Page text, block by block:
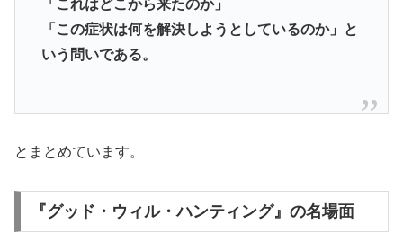
「これはどこから来たのか」
「この症状は何を解決しようとしているのか」と
いう問いである。
とまとめています。
『グッド・ウィル・ハンティング』の名場面